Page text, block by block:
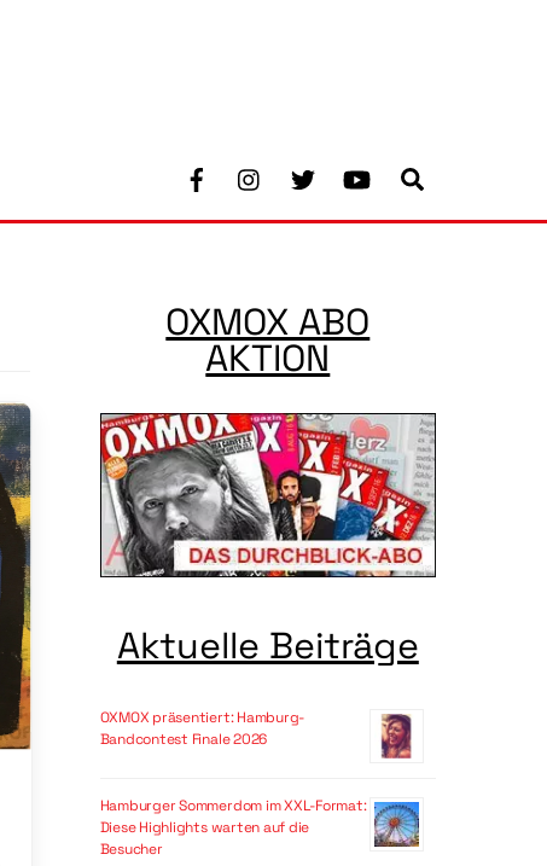
Facebook Youtube
OXMOX ABO
AKTION
Aktuelle Beiträge
OXMOX präsentiert: Hamburg-
Bandcontest Finale 2026
Hamburger Sommerdom im XXL-Format:
Diese Highlights warten auf die
Besucher